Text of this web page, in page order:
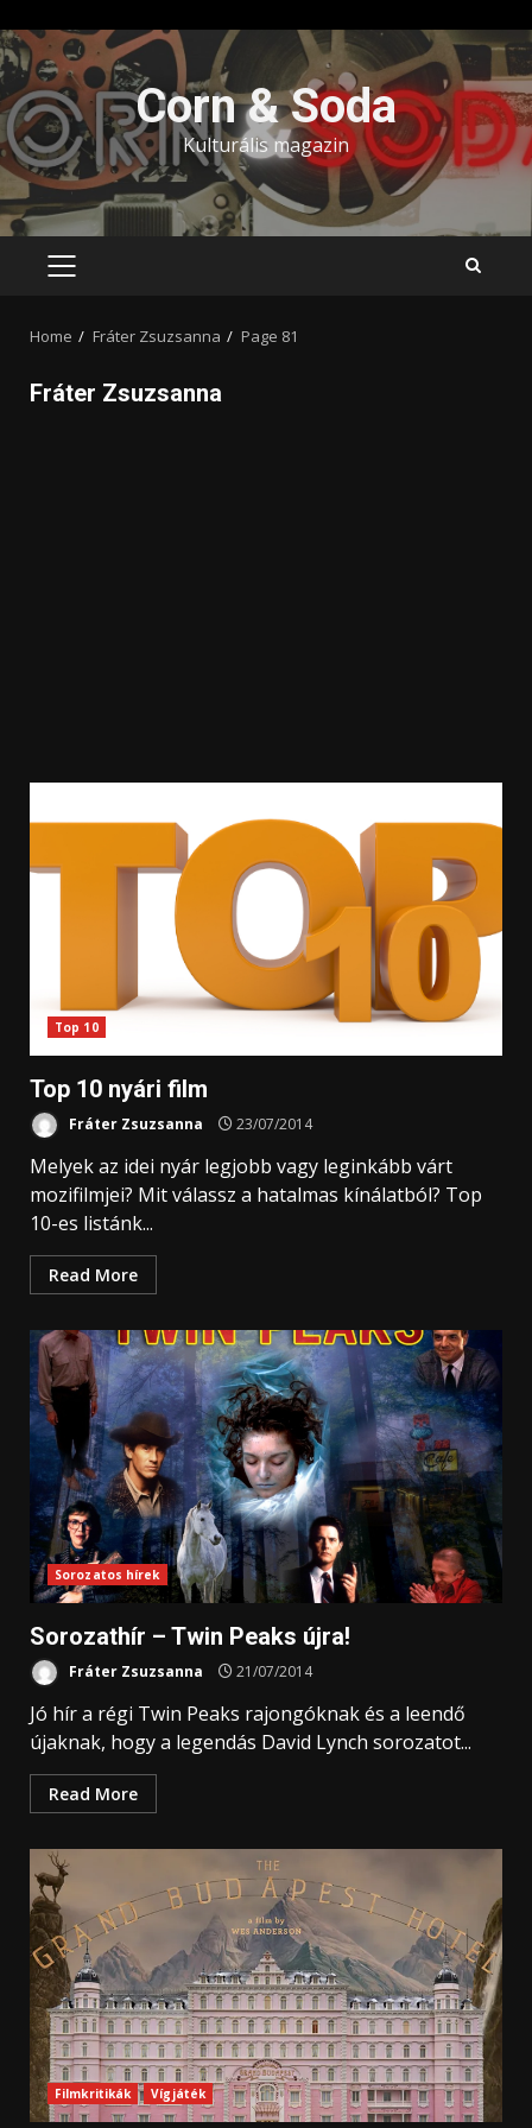
Skip
to
content
Corn & Soda
Kulturális magazin
PRIMARY
Home Fráter Zsuzsanna Page 81
Fráter Zsuzsanna
Top 10
Top 10 nyári film
Fráter Zsuzsanna 23/07/2014
Melyek az idei nyár legjobb vagy leginkább várt
mozifilmjei? Mit válassz a hatalmas kínálatból? Top
10-es listánk...
Read More
Sorozatos hírek
Sorozathír – Twin Peaks újra!
Fráter Zsuzsanna 21/07/2014
Jó hír a régi Twin Peaks rajongóknak és a leendő
újaknak, hogy a legendás David Lynch sorozatot...
Read More
Filmkritikák Vígjáték